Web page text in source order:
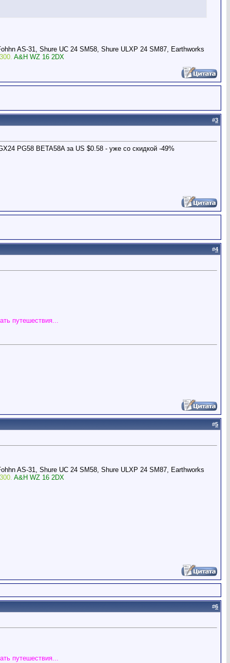
AS-31, Shure UC 24 SM58, Shure ULXP 24 SM87, Earthworks
A&H WZ 16 2DX
#3
PG58 BETA58A за US $0.58 - уже со скидкой -49%
#4
путешествия...
#5
AS-31, Shure UC 24 SM58, Shure ULXP 24 SM87, Earthworks
A&H WZ 16 2DX
#6
путешествия...